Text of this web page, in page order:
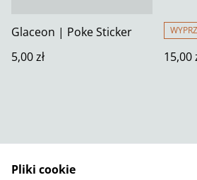
Glaceon | Poke Sticker
5,00 zł
15,00
Pliki cookie